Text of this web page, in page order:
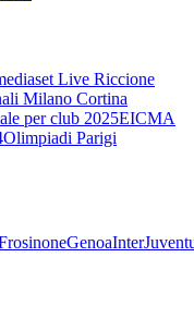
Live Riccione
Milano Cortina
per club 2025EICMA
Olimpiadi Parigi
GenoaInter